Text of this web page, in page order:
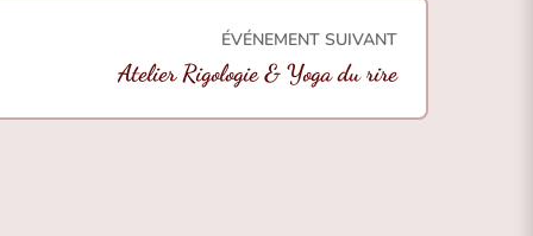
ÉVÉNEMENT SUIVANT
Atelier Rigologie & Yoga du rire